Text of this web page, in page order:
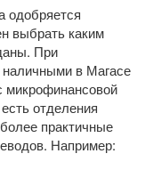
одобряется
выбрать каким
При
в Магасе
микрофинансовой
отделения
практичные
Например: